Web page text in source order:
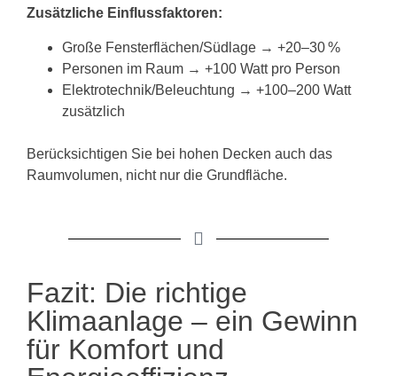
Zusätzliche Einflussfaktoren:
Große Fensterflächen/Südlage → +20–30 %
Personen im Raum → +100 Watt pro Person
Elektrotechnik/Beleuchtung → +100–200 Watt
zusätzlich
Berücksichtigen Sie bei hohen Decken auch das
Raumvolumen, nicht nur die Grundfläche.
Fazit: Die richtige
Klimaanlage – ein Gewinn
für Komfort und